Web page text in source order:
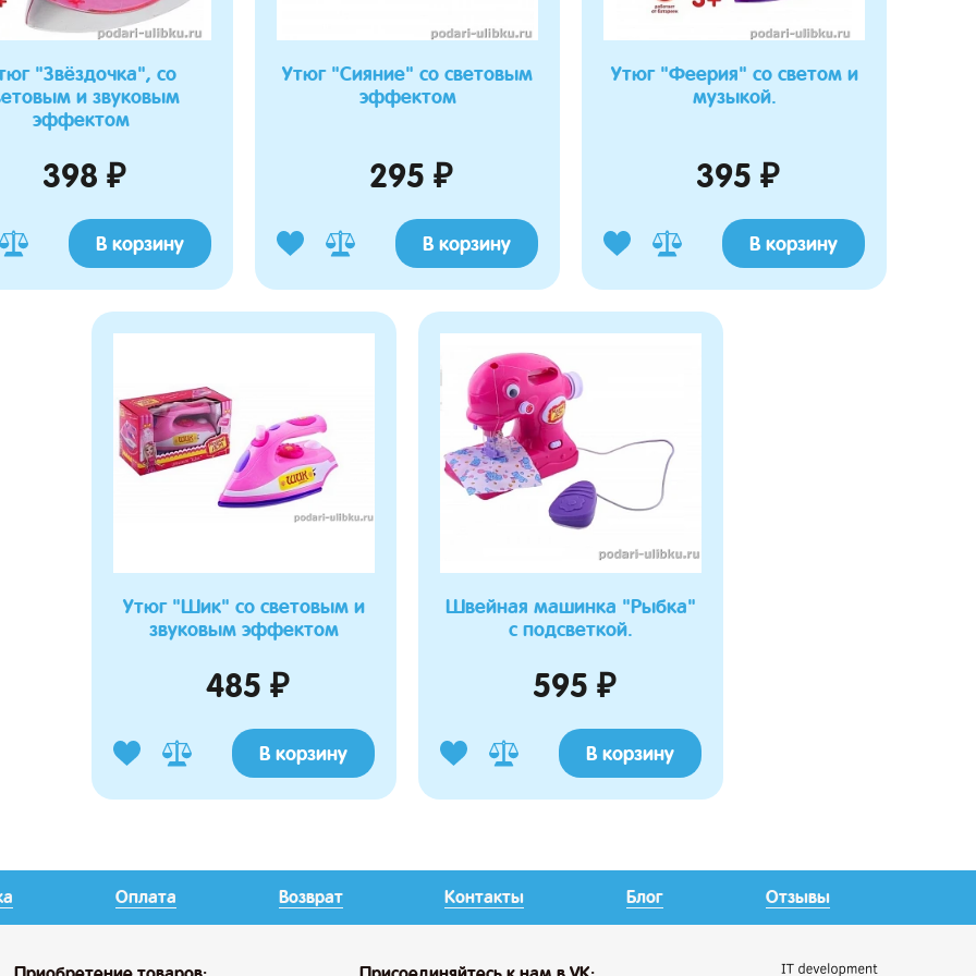
"Звёздочка", со
и звуковым
эффектом
398 ₽
В корзину
Утюг "Сияние" со световым
эффектом
295 ₽
В корзину
Утюг "Феерия" со светом и
музыкой.
395 ₽
В корзину
Утюг "Шик" со световым и
звуковым эффектом
485 ₽
В корзину
Швейная машинка "Рыбка"
с подсветкой.
595 ₽
В корзину
Оплата Возврат Контакты Блог Отзывы